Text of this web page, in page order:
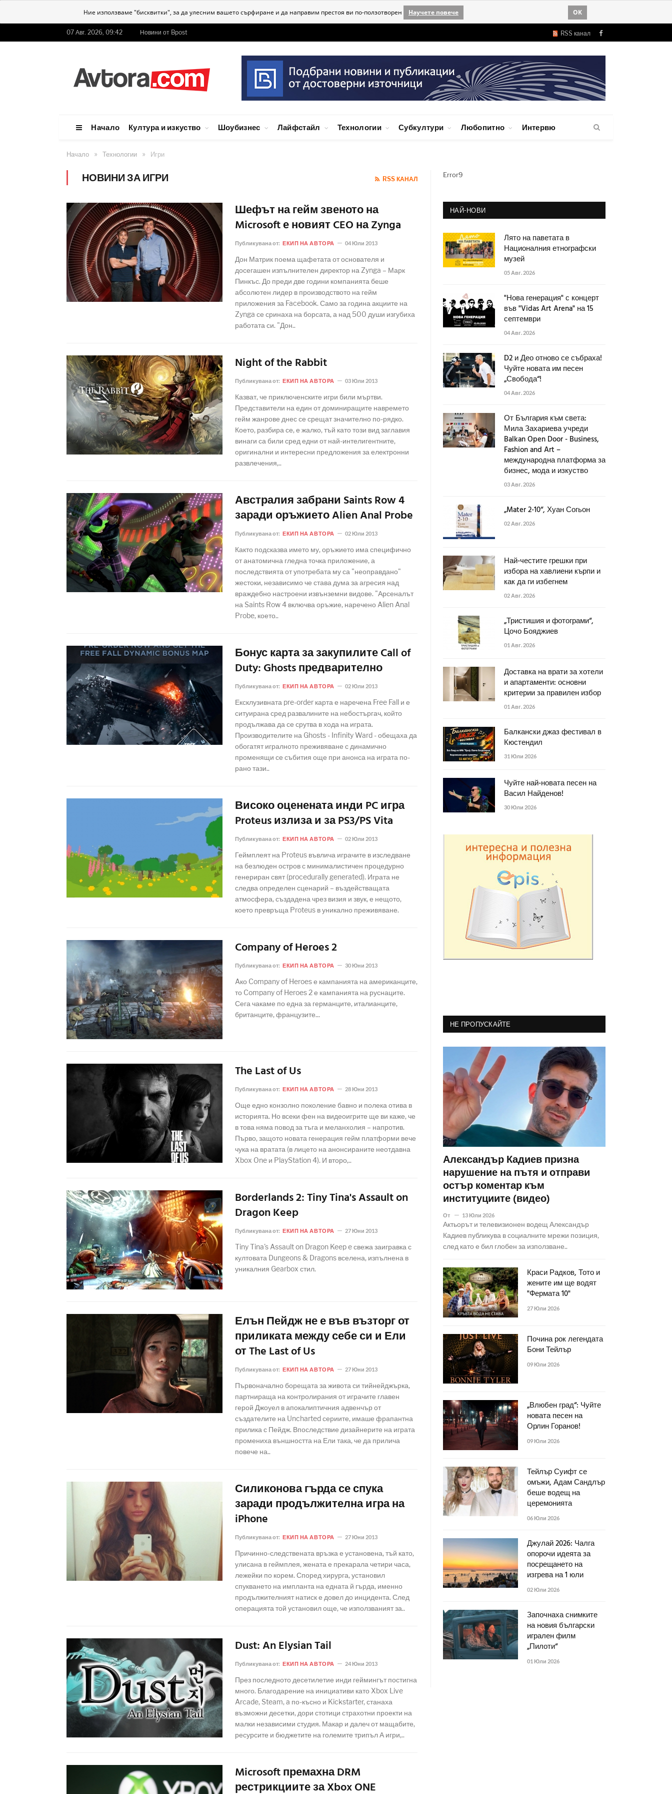
Ние използваме "бисквитки", за да улесним вашето сърфиране и да направим престоя ви по-ползотворен Научете повече OK
07 Авг. 2026, 09:42 Новини от Bpost RSS канал Facebook
Начало Култура и изкуство Шоубизнес Лайфстайл Технологии Субкултури Любопитно Интервю
Начало » Технологии » Игри
НОВИНИ ЗА ИГРИ RSS КАНАЛ
Шефът на гейм звеното на
Microsoft е новият CEO на Zynga
Публикувана от: ЕКИП НА АВТОРА 04 Юли 2013
Дон Матрик поема щафетата от основателя и
досегашен изпълнителен директор на Zynga – Марк
Пинкъс. До преди две години компанията беше
абсолютен лидер в производството на гейм
приложения за Facebook. Само за година акциите на
Zynga се сринаха на борсата, а над 500 души изгубиха
работата си. "Дон..
Night of the Rabbit
Публикувана от: ЕКИП НА АВТОРА 03 Юли 2013
Казват, че приключенските игри били мъртви.
Представители на един от доминиращите навремето
гейм жанрове днес се срещат значително по-рядко.
Което, разбира се, е жалко, тъй като този вид заглавия
винаги са били сред едни от най-интелигентните,
оригинални и интересни предложения за електронни
развлечения,..
Австралия забрани Saints Row 4
заради оръжието Alien Anal Probe
Публикувана от: ЕКИП НА АВТОРА 02 Юли 2013
Както подсказва името му, оръжието има специфично
от анатомична гледна точка приложение, а
последствията от употребата му са "неоправдано"
жестоки, независимо че става дума за агресия над
враждебно настроени извънземни видове. "Арсеналът
на Saints Row 4 включва оръжие, наречено Alien Anal
Probe, което..
Бонус карта за закупилите Call of
Duty: Ghosts предварително
Публикувана от: ЕКИП НА АВТОРА 02 Юли 2013
Ексклузивната pre-order карта е наречена Free Fall и е
ситуирана сред развалините на небостъргач, който
продължава да се срутва в хода на играта.
Производителите на Ghosts - Infinity Ward - обещаха да
обогатят игралното преживяване с динамично
променящи се събития още при анонса на играта по-
рано тази..
Високо оценената инди PC игра
Proteus излиза и за PS3/PS Vita
Публикувана от: ЕКИП НА АВТОРА 02 Юли 2013
Геймплеят на Proteus въвлича играчите в изследване
на безлюден остров с минималистичен процедурно
генериран свят (procedurally generated). Играта не
следва определен сценарий – въздействащата
атмосфера, създадена чрез визия и звук, е нещото,
което превръща Proteus в уникално преживяване.
Company of Heroes 2
Публикувана от: ЕКИП НА АВТОРА 30 Юни 2013
Aко Company of Heroes е кампанията на американците,
то Company of Heroes 2 е кампанията на руснаците.
Сега чакаме по една за германците, италианците,
британците, французите...
The Last of Us
Публикувана от: ЕКИП НА АВТОРА 28 Юни 2013
Още едно конзолно поколение бавно и полека отива в
историята. Но всеки фен на видеоигрите ще ви каже, че
в това няма повод за тъга и меланхолия – напротив.
Първо, защото новата генерация гейм платформи вече
чука на вратата (в лицето на анонсираните неотдавна
Xbox One и PlayStation 4). И второ,..
Borderlands 2: Tiny Tina's Assault on
Dragon Keep
Публикувана от: ЕКИП НА АВТОРА 27 Юни 2013
Tiny Tina's Assault on Dragon Keep e свежа заигравка с
култовата Dungeons & Dragons вселена, изпълнена в
уникалния Gearbox стил.
Елън Пейдж не е във възторг от
приликата между себе си и Ели
от The Last of Us
Публикувана от: ЕКИП НА АВТОРА 27 Юни 2013
Първоначално борещата за живота си тийнейджърка,
партнираща на контролирания от играчите главен
герой Джоуел в апокалиптичния адвенчър от
създателите на Uncharted сериите, имаше фрапантна
прилика с Пейдж. Впоследствие дизайнерите на играта
промениха външността на Ели така, че да прилича
повече на..
Силиконова гърда се спука
заради продължителна игра на
iPhone
Публикувана от: ЕКИП НА АВТОРА 27 Юни 2013
Причинно-следствената връзка е установена, тъй като,
улисана в геймплея, жената е прекарала четири часа,
лежейки по корем. Според хирурга, установил
спукването на импланта на едната й гърда, именно
продължителният натиск е довел до инцидента. След
операцията той установил още, че използваният за..
Dust: An Elysian Tail
Публикувана от: ЕКИП НА АВТОРА 24 Юни 2013
През последното десетилетие инди геймингът постигна
много. Благодарение на инициативи като Xbox Live
Arcade, Steam, a по-късно и Kickstarter, станаха
възможни десетки, дори стотици страхотни проекти на
малки независими студия. Макар и далеч от мащабите,
ресурсите и бюджетите на големите трипъл А игри,..
Microsoft премахна DRM
рестрикциите за Xbox ONE
Error9
НАЙ-НОВИ
Лято на паветата в
Националния етнографски
музей
05 Авг. 2026
"Нова генерация" с концерт
във "Vidas Art Arena" на 15
септември
04 Авг. 2026
D2 и Део отново се събраха!
Чуйте новата им песен
„Свобода“!
04 Авг. 2026
От България към света:
Мила Захариева учреди
Balkan Open Door - Business,
Fashion and Art –
международна платформа за
бизнес, мода и изкуство
03 Авг. 2026
„Mater 2-10“, Хуан Согьон
02 Авг. 2026
Най-честите грешки при
избора на хавлиени кърпи и
как да ги избегнем
02 Авг. 2026
„Тристишия и фотограми“,
Цочо Бояджиев
01 Авг. 2026
Доставка на врати за хотели
и апартаменти: основни
критерии за правилен избор
01 Авг. 2026
Балкански джаз фестивал в
Кюстендил
31 Юли 2026
Чуйте най-новата песен на
Васил Найденов!
30 Юли 2026
НЕ ПРОПУСКАЙТЕ
Александър Кадиев призна
нарушение на пътя и отправи
остър коментар към
институциите (видео)
От 13 Юли 2026
Актьорът и телевизионен водещ Александър
Кадиев публикува в социалните мрежи позиция,
след като е бил глобен за използване..
Краси Радков, Тото и
жените им ще водят
"Фермата 10"
27 Юли 2026
Почина рок легендата
Бони Тейлър
09 Юли 2026
„Влюбен град“: Чуйте
новата песен на
Орлин Горанов!
09 Юли 2026
Тейлър Суифт се
омъжи, Адам Сандлър
беше водещ на
церемонията
06 Юли 2026
Джулай 2026: Чалга
опорочи идеята за
посрещането на
изгрева на 1 юли
02 Юли 2026
Започнаха снимките
на новия български
игрален филм
„Пилоти“
01 Юли 2026